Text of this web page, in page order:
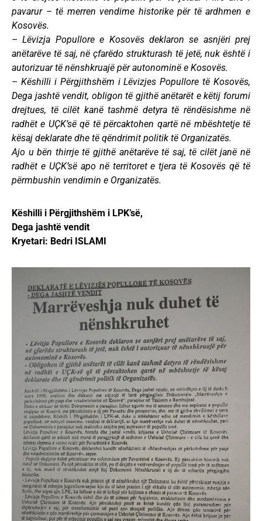
pavarur – të merren vendime historike për të ardhmen e
Kosovës.
– Lëvizja Popullore e Kosovës deklaron se asnjëri prej
anëtarëve të saj, në çfarëdo strukturash të jetë, nuk është i
autorizuar të nënshkruajë për autonominë e Kosovës.
– Këshilli i Përgjithshëm i Lëvizjes Popullore të Kosovës,
Dega jashtë vendit, obligon të gjithë anëtarët e këtij forumi
drejtues, të cilët kanë tashmë detyra të rëndësishme në
radhët e UҪK’së që të përcaktohen qartë në mbështetje të
kësaj deklarate dhe të qëndrimit politik të Organizatës.
Ajo u bën thirrje të gjithë anëtarëve të saj, të cilët janë në
radhët e UҪK’së apo në territoret e tjera të Kosovës që të
përmbushin vendimin e Organizatës.
Këshilli i Përgjithshëm i LPK’së,
Dega jashtë vendit
Kryetari: Bedri ISLAMI